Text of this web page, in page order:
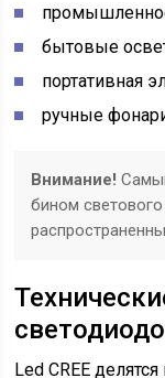
бытовые
портативная
ручные
Внимание!
бином
Led CREE